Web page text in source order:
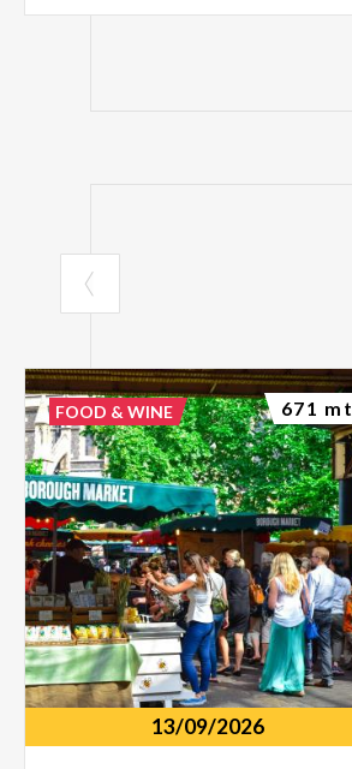
13/09/2026
FOOD & WINE 671 mt